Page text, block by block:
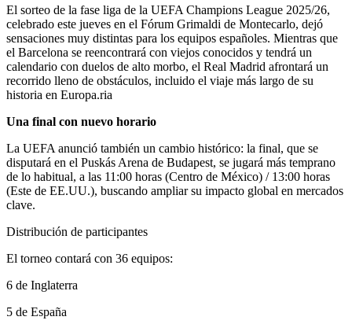
El sorteo de la fase liga de la UEFA Champions League 2025/26,
celebrado este jueves en el Fórum Grimaldi de Montecarlo, dejó
sensaciones muy distintas para los equipos españoles. Mientras que
el Barcelona se reencontrará con viejos conocidos y tendrá un
calendario con duelos de alto morbo, el Real Madrid afrontará un
recorrido lleno de obstáculos, incluido el viaje más largo de su
historia en Europa.ria
Una final con nuevo horario
La UEFA anunció también un cambio histórico: la final, que se
disputará en el Puskás Arena de Budapest, se jugará más temprano
de lo habitual, a las 11:00 horas (Centro de México) / 13:00 horas
(Este de EE.UU.), buscando ampliar su impacto global en mercados
clave.
Distribución de participantes
El torneo contará con 36 equipos:
6 de Inglaterra
5 de España